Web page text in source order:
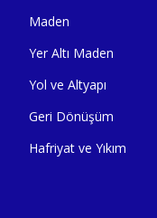
Maden
Yer Altı Maden
Yol ve Altyapı
Geri Dönüşüm
Hafriyat ve Yıkım